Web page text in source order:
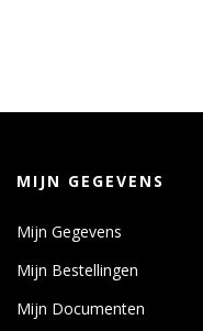
MIJN GEGEVENS
Mijn Gegevens
Mijn Bestellingen
Mijn Documenten